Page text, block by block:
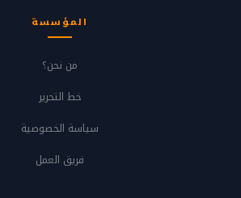
المؤسسة
من نحن؟
خط التحرير
سياسة الخصوصية
فريق العمل